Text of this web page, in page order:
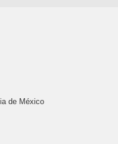
de México